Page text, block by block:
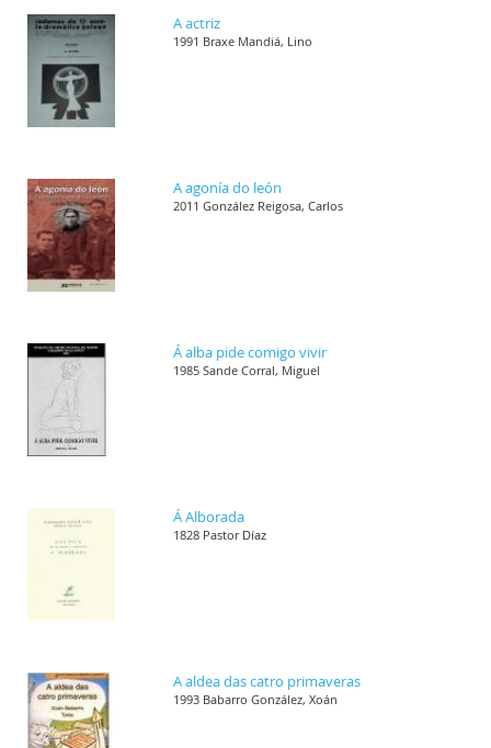
A actriz
1991 Braxe Mandiá, Lino
A agonía do león
2011 González Reigosa, Carlos
Á alba pide comigo vivir
1985 Sande Corral, Miguel
Á Alborada
1828 Pastor Díaz
A aldea das catro primaveras
1993 Babarro González, Xoán